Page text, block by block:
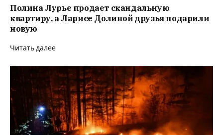
Полина Лурье продает скандальную
квартиру, а Ларисе Долиной друзья подарили
новую
Читать далее